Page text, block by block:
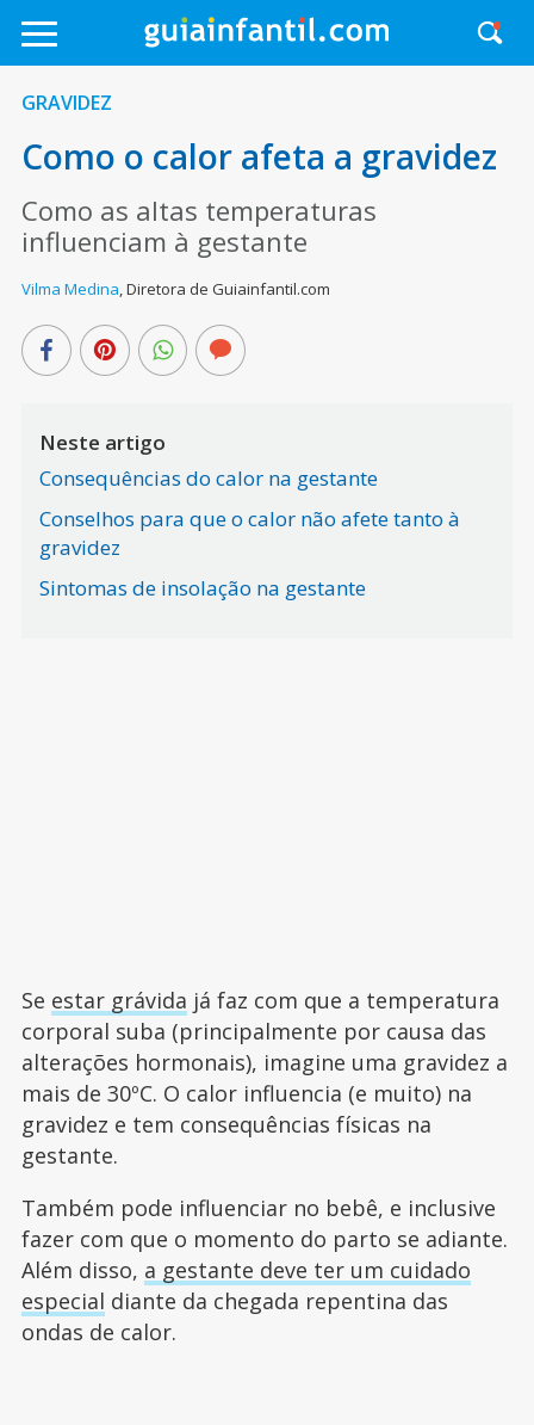
GRAVIDEZ
Como o calor afeta a gravidez
Como as altas temperaturas
influenciam à gestante
Vilma Medina,Diretora de Guiainfantil.com
Neste artigo
Consequências do calor na gestante
Conselhos para que o calor não afete tanto à
gravidez
Sintomas de insolação na gestante
Se estar grávida já faz com que a temperatura
corporal suba (principalmente por causa das
alterações hormonais), imagine uma gravidez a
mais de 30ºC. O calor influencia (e muito) na
gravidez e tem consequências físicas na
gestante.
Também pode influenciar no bebê, e inclusive
fazer com que o momento do parto se adiante.
Além disso, a gestante deve ter um cuidado
especial diante da chegada repentina das
ondas de calor.